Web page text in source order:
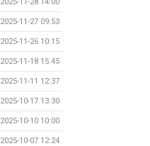
2025-11-27 09:53
2025-11-26 10:15
2025-11-18 15:45
2025-11-11 12:37
2025-10-17 13:30
2025-10-10 10:00
2025-10-07 12:24